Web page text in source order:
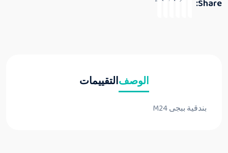
Share:
الوصفالتقييمات
بندقية ببجى M24